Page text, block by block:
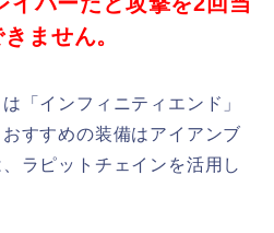
ません。
「インフィニティエンド」
すすめの装備はアイアンブ
ラピットチェインを活用し